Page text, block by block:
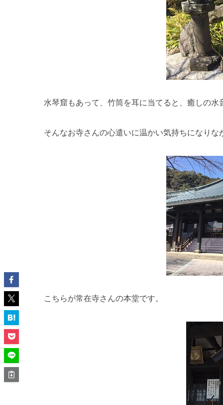
水琴窟もあって、竹筒を耳に当てると、癒しの水
そんなお寺さんの心遣いに温かい気持ちになり
こちらが常在寺さんの本堂です。